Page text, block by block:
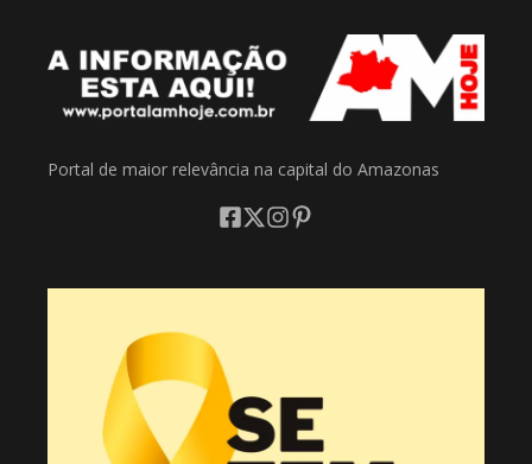
Portal de maior relevância na capital do Amazonas